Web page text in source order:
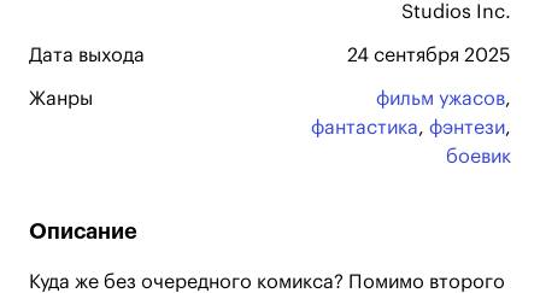
Studios Inc.
Дата выхода 24 сентября 2025
Жанры фильм ужасов,
фантастика, фэнтези,
боевик
Описание
Куда же без очередного комикса? Помимо второго